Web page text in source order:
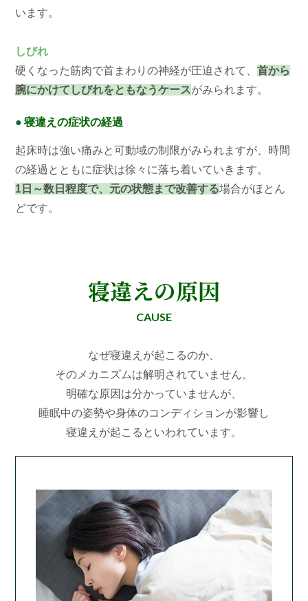
います。
しびれ
硬くなった筋肉で首まわりの神経が圧迫されて、首から
腕にかけてしびれをともなうケースがみられます。
● 寝違えの症状の経過
起床時は強い痛みと可動域の制限がみられますが、時間
の経過とともに症状は徐々に落ち着いていきます。
1日～数日程度で、元の状態まで改善する場合がほとん
どです。
寝違えの原因
CAUSE
なぜ寝違えが起こるのか、
そのメカニズムは解明されていません。
明確な原因は分かっていませんが、
睡眠中の姿勢や身体のコンディションが影響し
寝違えが起こるといわれています。